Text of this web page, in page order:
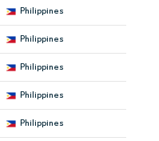
Philippines
Philippines
Philippines
Philippines
Philippines